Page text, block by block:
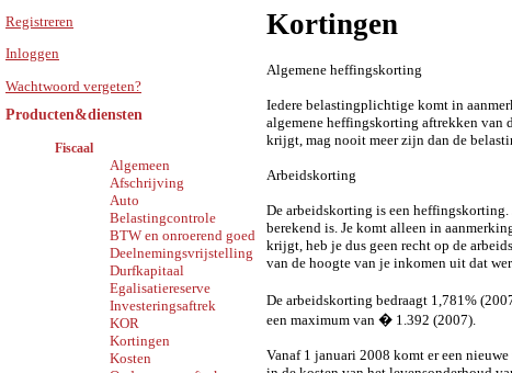
Registreren
Inloggen
Wachtwoord vergeten?
Producten&diensten
Fiscaal
Algemeen
Afschrijving
Auto
Belastingcontrole
BTW en onroerend goed
Deelnemingsvrijstelling
Durfkapitaal
Egalisatiereserve
Investeringsaftrek
KOR
Kortingen
Kosten
Kortingen
Algemene heffingskorting
Iedere belastingplichtige komt in
algemene heffingskorting aftrekken van
krijgt, mag nooit meer zijn dan de
Arbeidskorting
De arbeidskorting is een
berekend is. Je komt alleen in
krijgt, heb je dus geen recht op de
van de hoogte van je inkomen uit dat
De arbeidskorting bedraagt 1,781%
een maximum van � 1.392 (2007).
Vanaf 1 januari 2008 komt er een